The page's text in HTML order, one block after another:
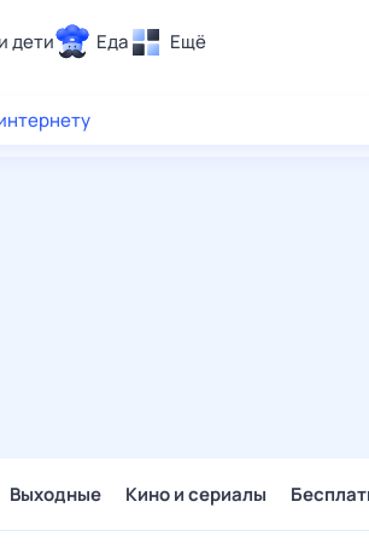
дети Еда Ещё
Выходные Кино и сериалы